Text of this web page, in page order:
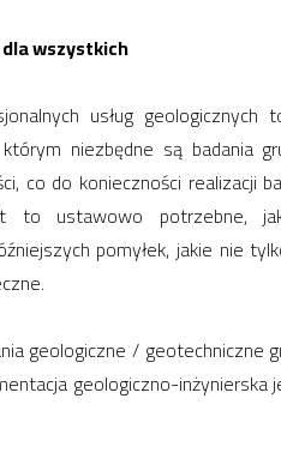
wszystkich
usług geologicznych
niezbędne są badania
co do konieczności realizacji
ustawowo potrzebne,
pomyłek, jakie nie
geologiczne / geotechniczne
geologiczno-inżynierska